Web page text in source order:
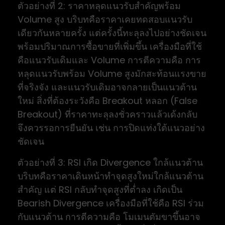
ตัวอย่างที่ 2: ราคาหลุดแนวรับสำคัญพร้อม
Volume สูง บริบทคือราคาเคยทดสอบแนวรับ
เดียวกันหลายครั้ง แต่ครั้งนี้ทะลุลงไปอย่างชัดเจน
พร้อมปริมาณการซื้อขายที่เพิ่มขึ้น เครื่องมือที่ใช้
คือแนวรับเดิมและ Volume การตีความคือ การ
หลุดแนวรับพร้อม Volume สูงมักสะท้อนแรงขาย
ที่จริงจัง และแนวรับเดิมอาจกลายเป็นแนวต้าน
ใหม่ สิ่งที่ต้องระวังคือ Breakout หลอก (False
Breakout) ที่ราคาทะลุลงชั่วคราวแล้วเด้งกลับ
จึงควรรอการยืนยัน เช่น การปิดแท่งใต้แนวอย่าง
ชัดเจน
ตัวอย่างที่ 3: RSI เกิด Divergence ใกล้แนวต้าน
บริบทคือราคาเดินหน้าทำจุดสูงใหม่ใกล้แนวต้าน
สำคัญ แต่ RSI กลับทำจุดสูงที่ต่ำลง เกิดเป็น
Bearish Divergence เครื่องมือที่ใช้คือ RSI ร่วม
กับแนวต้าน การตีความคือ โมเมนตัมขาขึ้นอาจ